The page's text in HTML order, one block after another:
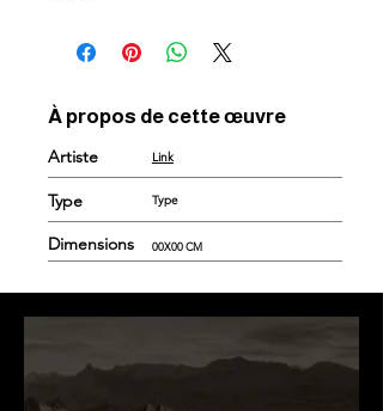
À propos de cette œuvre
Artiste Link
Type Type
Dimensions 00X00 CM